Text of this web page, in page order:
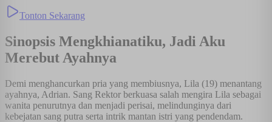
Tonton Sekarang
Sinopsis Mengkhianatiku, Jadi Aku
Merebut Ayahnya
Demi menghancurkan pria yang membiusnya, Lila (19) menantang
ayahnya, Adrian. Sang Rektor berkuasa salah mengira Lila sebagai
wanita penurutnya dan menjadi perisai, melindunginya dari
kebejatan sang putra serta intrik mantan istri yang pendendam.